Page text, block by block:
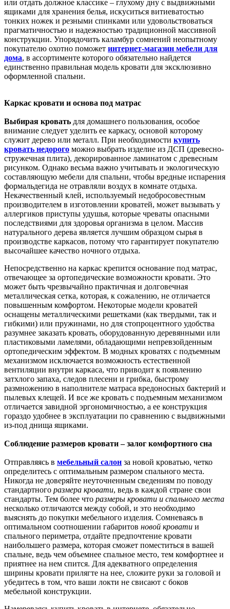
или отдать должное классике – глухому дну с выдвижными
ящиками для хранения белья, искуситься витиеватостью
тонких ножек и резными спинками или удовольствоваться
прагматичностью и надежностью традиционной массивной
конструкции. Упорядочить каламбур сомнений неопытному
покупателю охотно поможет интернет-магазин мебели для
дома, в ассортименте которого обязательно найдется
единственно правильная модель кровати для эксклюзивно
оформленной спальни.
Каркас кровати и основа под матрас
Выбирая кровать для домашнего пользования, особое
внимание следует уделить ее каркасу, основой которому
служит дерево или металл. При необходимости купить
кровать недорого можно выбрать изделие из ДСП (древесно-
стружечная плита), декорированное ламинатом с древесным
рисунком. Однако весьма важно учитывать и экологическую
составляющую мебели для спальни, чтобы вредные испарения
формальдегида не отравляли воздух в комнате отдыха.
Некачественный клей, используемый недобросовестным
производителем в изготовлении кроватей, может вызывать у
аллергиков приступы удушья, которые чреваты опасными
последствиями для здоровья организма в целом. Массив
натурального дерева является лучшим образцом сырья в
производстве каркасов, потому что гарантирует покупателю
высочайшее качество ночного отдыха.
Непосредственно на каркас крепится основание под матрас,
отвечающее за ортопедические возможности кровати. Это
может быть чрезвычайно практичная и долговечная
металлическая сетка, которая, к сожалению, не отличается
повышенным комфортом. Некоторые модели кроватей
оснащены металлическими решетками (как твердыми, так и
гибкими) или пружинами, но для стопроцентного удобства
разумнее заказать кровать, оборудованную деревянными или
пластиковыми ламелями, обладающими непревзойденным
ортопедическим эффектом. В модных кроватях с подъемным
механизмом исключается возможность естественной
вентиляции внутри каркаса, что приводит к появлению
затхлого запаха, следов плесени и грибка, быстрому
размножению в наполнителе матраса вредоносных бактерий и
пылевых клещей. И все же кровать с подъемным механизмом
отличается завидной эргономичностью, а ее конструкция
гораздо удобнее в эксплуатации по сравнению с выдвижными
из-под днища ящиками.
Соблюдение размеров кровати – залог комфортного сна
Отправляясь в мебельный салон за новой кроватью, четко
определитесь с оптимальным размером спального места.
Никогда не доверяйте неуточненным сведениям по поводу
стандартного размера кровати, ведь в каждой стране свои
стандарты. Тем более что размеры кровати и спального места
несколько отличаются между собой, и это необходимо
выяснять до покупки мебельного изделия. Сомневаясь в
оптимальном соотношении габаритов новой кровати и
спального периметра, отдайте предпочтение кровати
наибольшего размера, которая сможет поместиться в вашей
спальне, ведь чем объемнее спальное место, тем комфортнее и
приятнее на нем спится. Для адекватного определения
ширины кровати прилягте на нее, сложите руки за головой и
убедитесь в том, что ваши локти не свисают с боков
мебельной конструкции.